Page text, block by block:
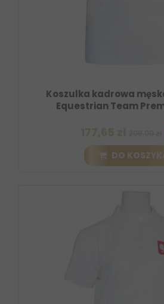
Koszulka kadrowa
Equestrian Team
DO